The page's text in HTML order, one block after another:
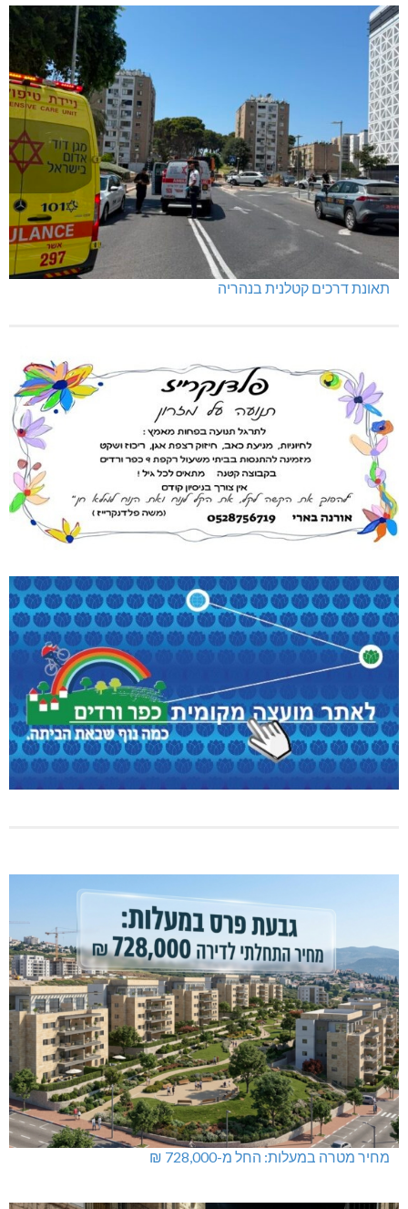
תאונת דרכים קטלנית בנהריה
מחיר מטרה במעלות: החל מ-728,000 ₪